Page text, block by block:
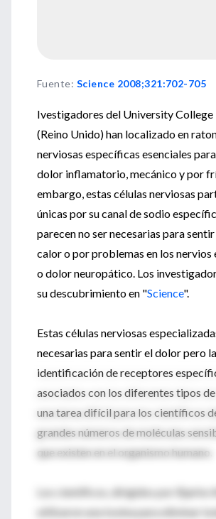
Fuente: Science 2008;321:702-705
Ivestigadores del University College
(Reino Unido) han localizado en
nerviosas específicas esenciales
dolor inflamatorio, mecánico y por
embargo, estas células nerviosas
únicas por su canal de sodio
parecen no ser necesarias para
calor o por problemas en los nervios
o dolor neuropático. Los
su descubrimiento en "Science".
Estas células nerviosas
necesarias para sentir el dolor pero la
identificación de receptores
asociados con los diferentes tipos
una tarea difícil para los científicos
grandes números de moléculas
que existen en el organismo humano.
Los científicos, dirigidos por Bjarke
utilizaron una toxina para eliminar